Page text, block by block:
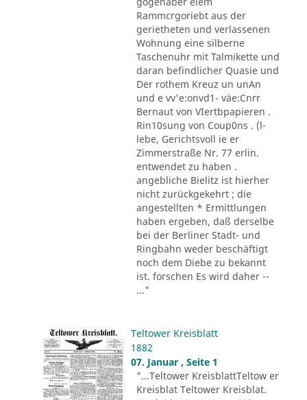
Rammcrgoriebt aus der
gerietheten und verlassenen
Wohnung eine silberne
Taschenuhr mit Talmikette und
daran befindlicher Quasie und
Der rothem Kreuz un unAn
und e vv'e:onvd1- väe:Cnrr
Bernaut von VIertbpapieren .
Rin10sung von Coup0ns . (l-
lebe, Gerichtsvoll ie er
Zimmerstraße Nr. 77 erlin.
entwendet zu haben .
angebliche Bielitz ist hierher
nicht zurückgekehrt ; die
angestellten * Ermittlungen
haben ergeben, daß derselbe
bei der Berliner Stadt- und
Ringbahn weder beschäftigt
noch dem Diebe zu bekannt
ist. forschen Es wird daher --
..."
Teltower Kreisblatt
1882
07. Januar , Seite 1
"...Teltower KreisblattTeltow er
Kreisblat Teltower Kreisblat.